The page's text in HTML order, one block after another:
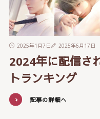
2025年1月7日 2025年6月17日
2024年に配信さ
トランキング
記事の詳細へ